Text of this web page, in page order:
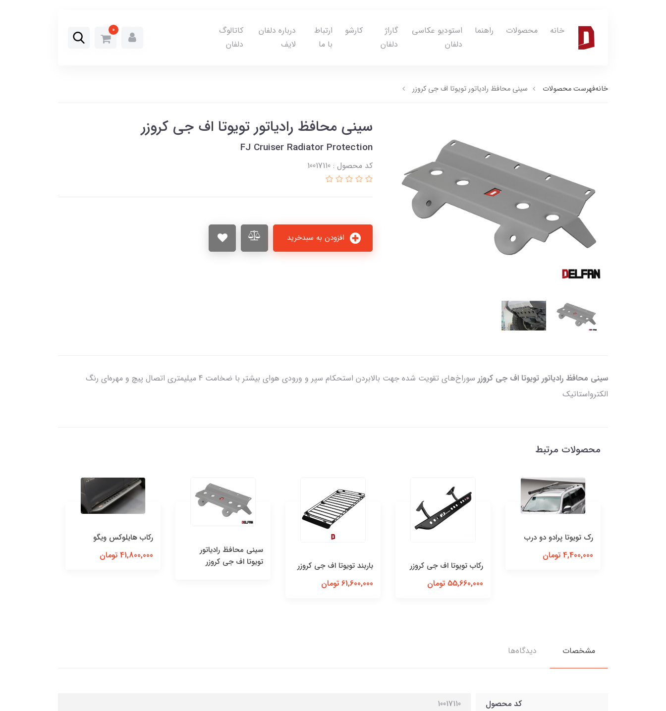
خانه محصولات راهنما
استودیو عکاسی
دلفان
گاراژ
دلفان
کارشو
ارتباط
با ما
درباره دلفان
لایف
کاتالوگ
دلفان
0
خانهفهرست محصولات سینی محافظ رادیاتور تویوتا اف جی کروزر
سینی محافظ رادیاتور تویوتا اف جی کروزر
FJ Cruiser Radiator Protection
کد محصول : 10017110
سینی محافظ رادیاتور تویوتا اف جی کروزر
سوراخ‌های تقویت شده جهت بالابردن استحکام سپر و ورودی هوای بیشتر با ضخامت 4 میلیمتری اتصال پیچ و مهره‌ای رنگ
الکترواستاتیک
محصولات مرتبط
رک تویوتا پرادو دو درب
4,400,000 تومان
رکاب تویوتا اف جی کروزر
55,660,000 تومان
باربند تویوتا اف جی کروزر
61,600,000 تومان
سینی محافظ رادیاتور
تویوتا اف جی کروزر
رکاب هایلوکس ویگو
41,800,000 تومان
مشخصات دیدگاه‌ها
کد محصول 10017110